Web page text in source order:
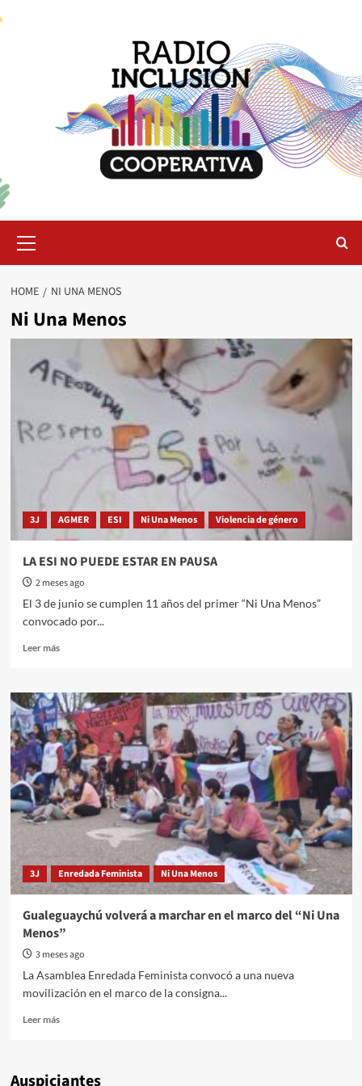
Menu
HOME NI UNA MENOS
Ni Una Menos
3J AGMER ESI Ni Una Menos Violencia de género
LA ESI NO PUEDE ESTAR EN PAUSA
2 meses ago
El 3 de junio se cumplen 11 años del primer “Ni Una Menos”
convocado por...
Leer másRead
LA
ESI
NO
PUEDE
ESTAR
EN
PAUSA
3J Enredada Feminista Ni Una Menos
Gualeguaychú volverá a marchar en el marco del “Ni Una
Menos”
3 meses ago
La Asamblea Enredada Feminista convocó a una nueva
movilización en el marco de la consigna...
Leer másRead
volverá
Auspiciantes